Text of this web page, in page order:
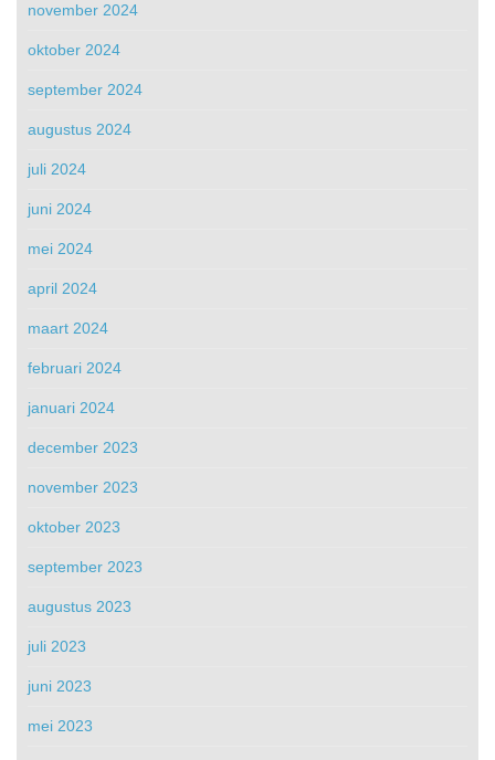
november 2024
oktober 2024
september 2024
augustus 2024
juli 2024
juni 2024
mei 2024
april 2024
maart 2024
februari 2024
januari 2024
december 2023
november 2023
oktober 2023
september 2023
augustus 2023
juli 2023
juni 2023
mei 2023